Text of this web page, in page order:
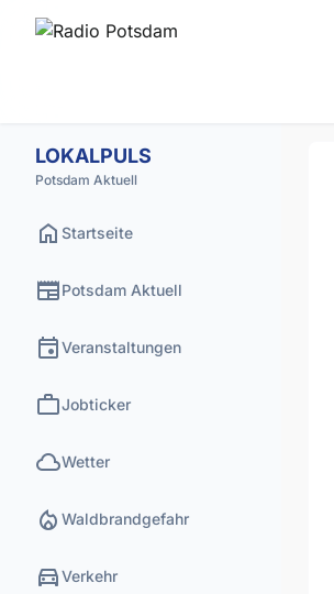
LOKALPULS
Potsdam Aktuell
home Startseite
newspaperPotsdam Aktuell
eventVeranstaltungen
workJobticker
cloudWetter
local_fire_department Waldbrandgefahr
directions_carVerkehr